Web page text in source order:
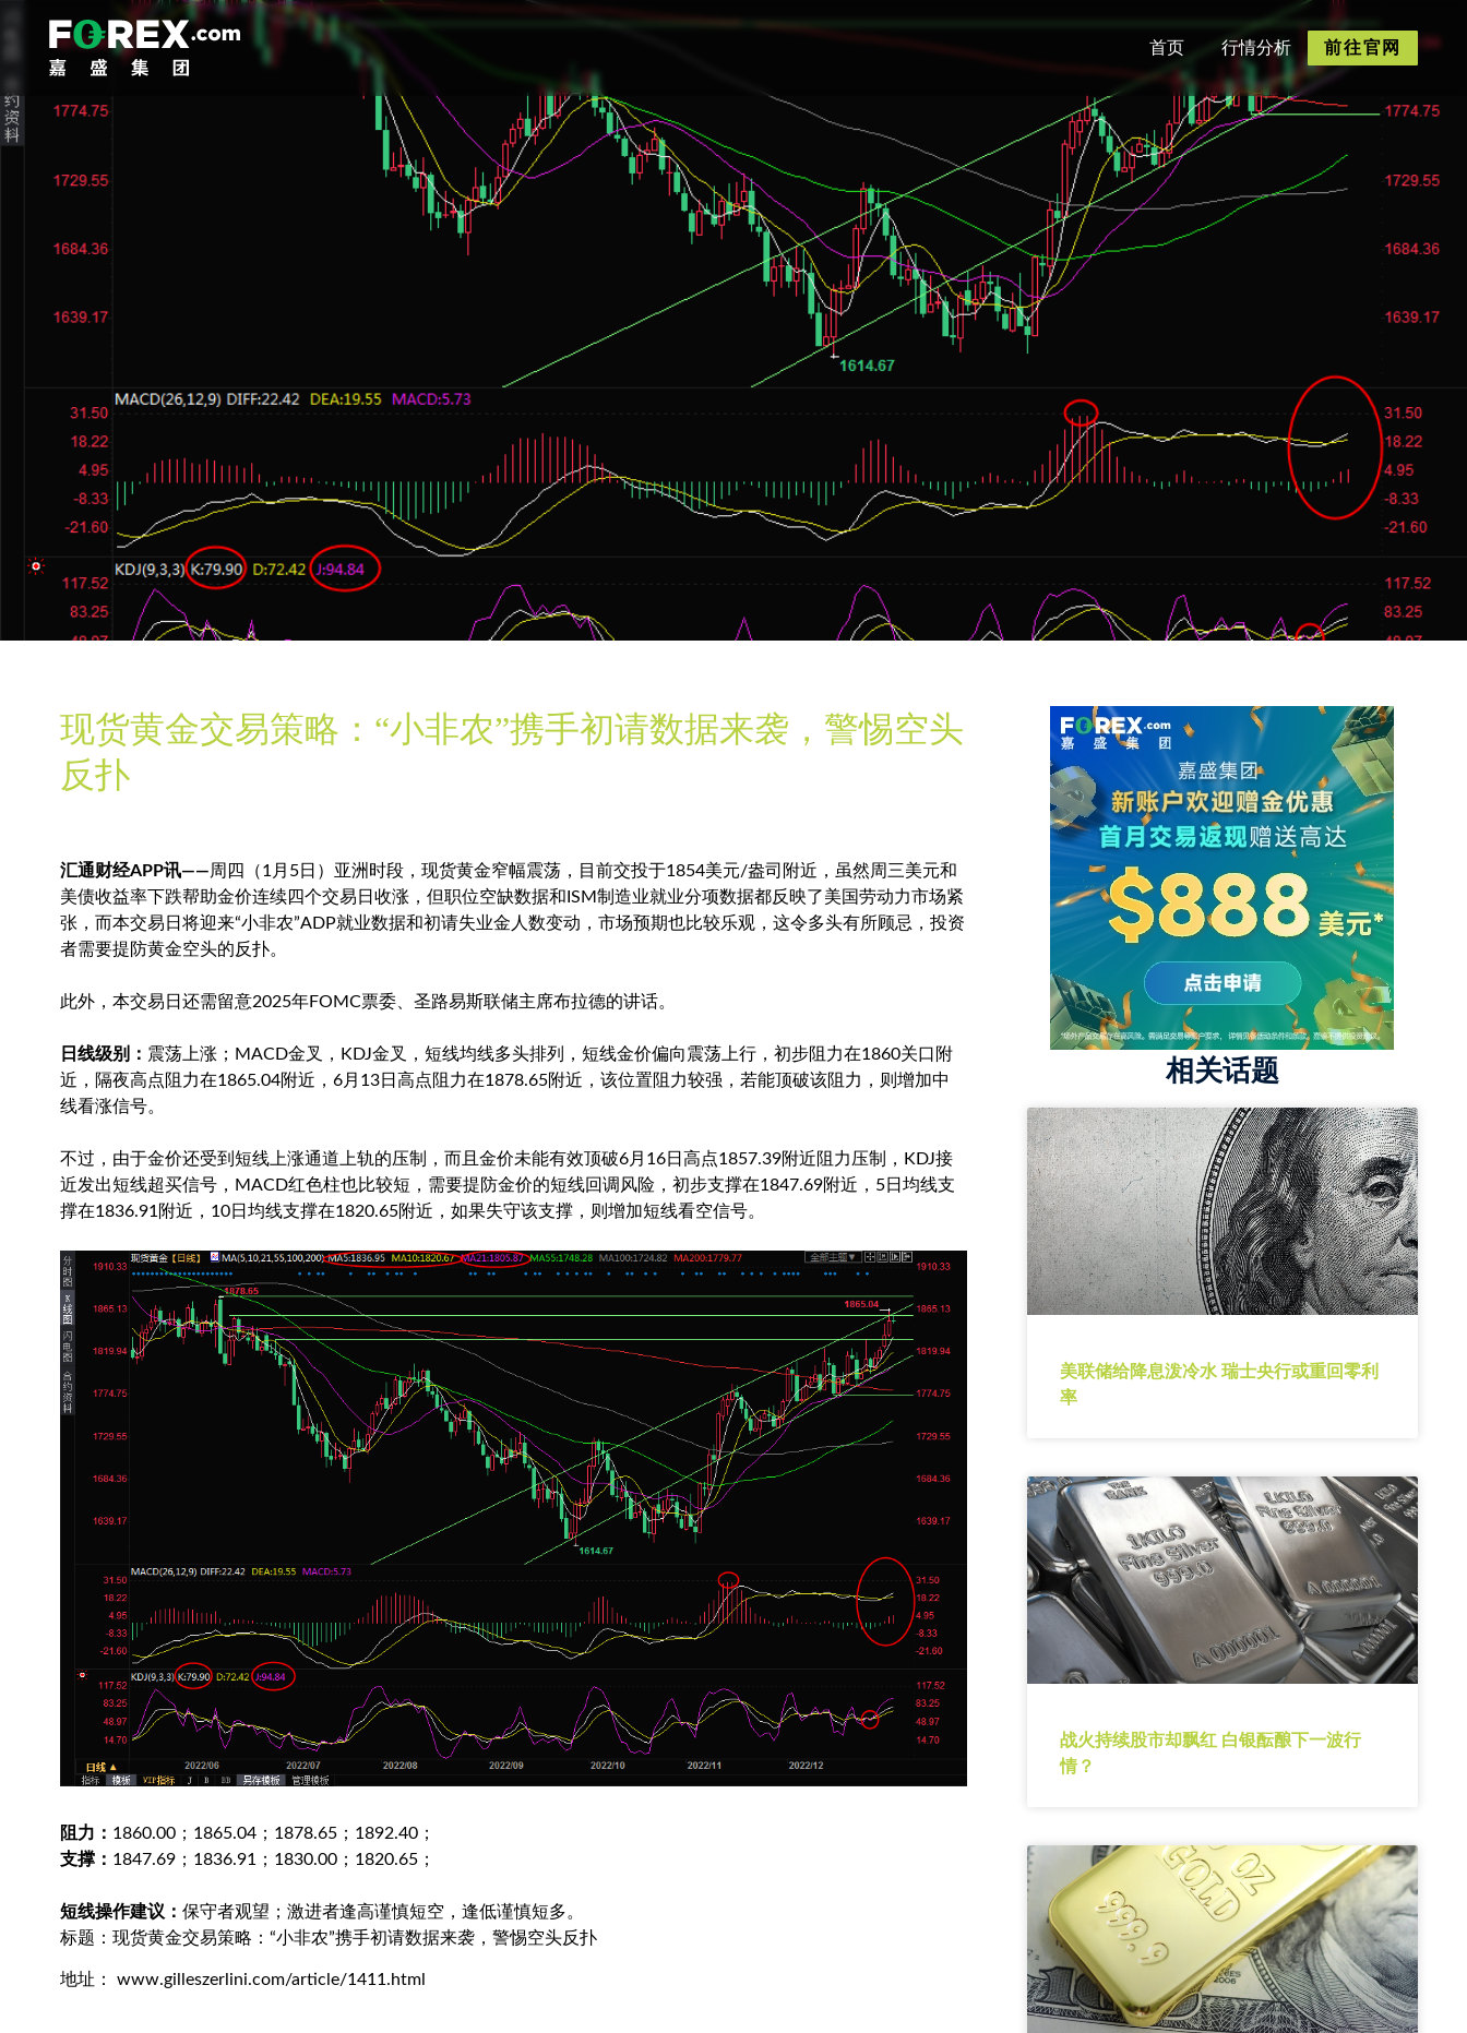
首页 行情分析 前往官网
现货黄金交易策略：“小非农”携手初请数据来袭，警惕空头
反扑
汇通财经APP讯——周四（1月5日）亚洲时段， 现货黄金窄幅震荡，目前交投于1854美元/盎司附近，虽然周三美元和
美债收益率下跌帮助金价连续四个交易日收涨，但职位空缺数据和ISM制造业就业分项数据都反映了美国劳动力市场紧
张，而本交易日将迎来“小非农”ADP就业数据和初请失业金人数变动，市场预期也比较乐观，这令多头有所顾忌，投资
者需要提防黄金空头的反扑。
此外，本交易日还需留意2025年FOMC票委、圣路易斯联储主席布拉德的讲话。
日线级别： 震荡上涨；MACD金叉，KDJ金叉，短线均线多头排列，短线金价偏向震荡上行，初步阻力在1860关口附
近，隔夜高点阻力在1865.04附近，6月13日高点阻力在1878.65附近，该位置阻力较强，若能顶破该阻力，则增加中
线看涨信号。
不过，由于金价还受到短线上涨通道上轨的压制，而且金价未能有效顶破6月16日高点1857.39附近阻力压制，KDJ接
近发出短线超买信号，MACD红色柱也比较短，需要提防金价的短线回调风险，初步支撑在1847.69附近，5日均线支
撑在1836.91附近，10日均线支撑在1820.65附近，如果失守该支撑，则增加短线看空信号。
阻力： 1860.00；1865.04；1878.65；1892.40；
支撑： 1847.69；1836.91；1830.00；1820.65；
短线操作建议： 保守者观望；激进者逢高谨慎短空，逢低谨慎短多。
标题：现货黄金交易策略：“小非农”携手初请数据来袭，警惕空头反扑
地址： www.gilleszerlini.com/article/1411.html
相关话题
美联储给降息泼冷水 瑞士央行或重回零利
率
战火持续股市却飘红 白银酝酿下一波行
情？